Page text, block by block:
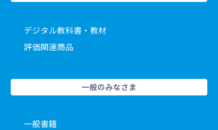
デジタル教科書・教材
評価関連商品
一般のみなさま
一般書籍